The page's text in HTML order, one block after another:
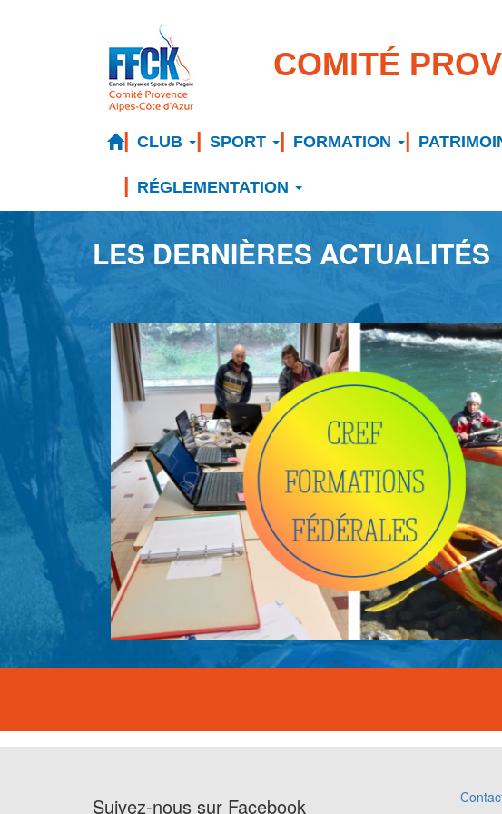
COMITÉ
Menu
principalCLUB SPORT FORMATION
RÉGLEMENTATION
LES DERNIÈRES ACTUALITÉS
Suivez-nous sur Facebook Footer